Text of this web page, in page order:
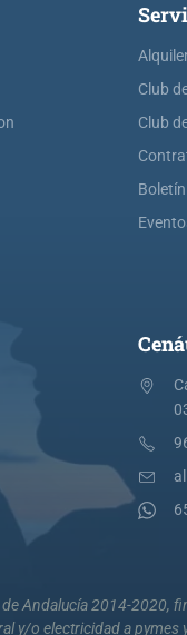
Club
Club
Andalucía 2014-2020,
y/o electricidad a